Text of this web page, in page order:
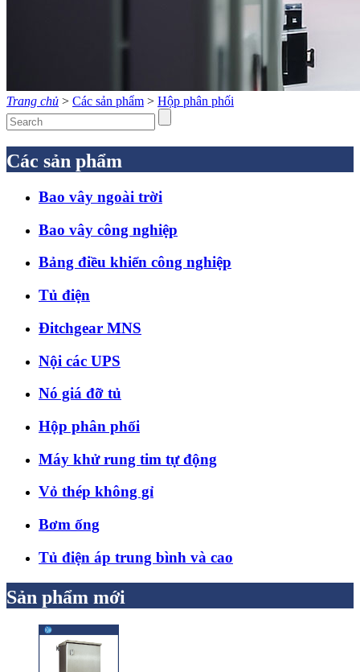
Trang chủ > Các sản phẩm > Hộp phân phối
Các sản phẩm
Bao vây ngoài trời
Bao vây công nghiệp
Bảng điều khiển công nghiệp
Tủ điện
Đitchgear MNS
Nội các UPS
Nó giá đỡ tủ
Hộp phân phối
Máy khử rung tim tự động
Vỏ thép không gỉ
Bơm ống
Tủ điện áp trung bình và cao
Sản phẩm mới